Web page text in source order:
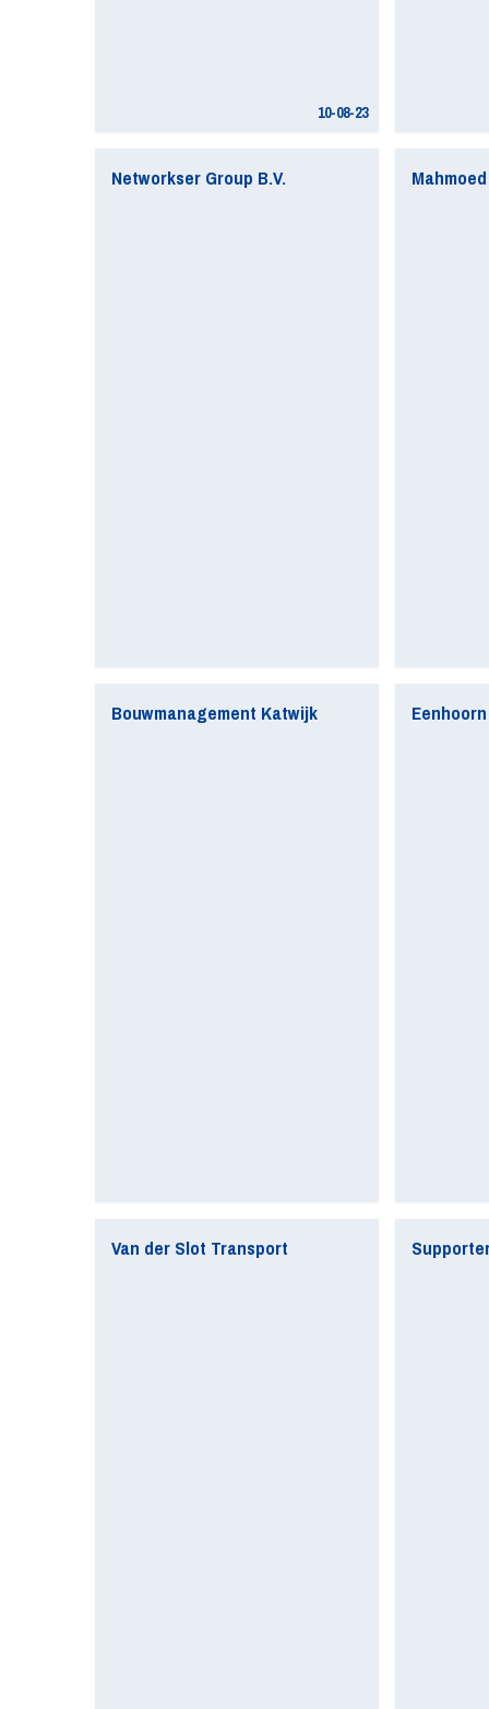
10-08-23
Networkser Group B.V.
Bouwmanagement Katwijk
Van der Slot Transport